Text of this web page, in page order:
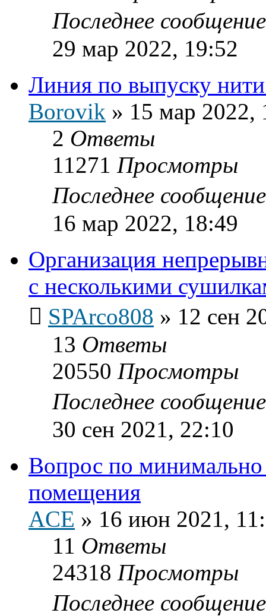
Последнее
29 мар 2022, 19:52
Линия по выпуску нити
Borovik » 15 мар 2022,
2 Ответы
11271 Просмотры
Последнее
16 мар 2022, 18:49
Организация
с несколькими
SPArco808 » 12 сен
13 Ответы
20550 Просмотры
Последнее
30 сен 2021, 22:10
Вопрос по
помещения
ACE » 16 июн 2021,
11 Ответы
24318 Просмотры
Последнее